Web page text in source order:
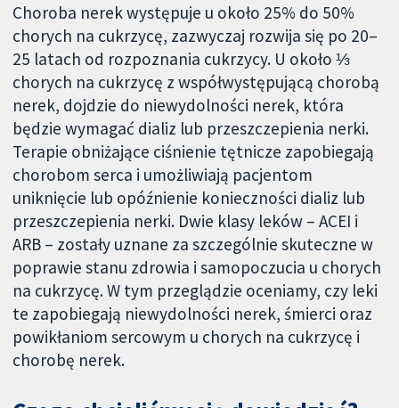
Choroba nerek występuje u około 25% do 50%
chorych na cukrzycę, zazwyczaj rozwija się po 20–
25 latach od rozpoznania cukrzycy. U około ⅓
chorych na cukrzycę z współwystępującą chorobą
nerek, dojdzie do niewydolności nerek, która
będzie wymagać dializ lub przeszczepienia nerki.
Terapie obniżające ciśnienie tętnicze zapobiegają
chorobom serca i umożliwiają pacjentom
uniknięcie lub opóźnienie konieczności dializ lub
przeszczepienia nerki. Dwie klasy leków – ACEI i
ARB – zostały uznane za szczególnie skuteczne w
poprawie stanu zdrowia i samopoczucia u chorych
na cukrzycę. W tym przeglądzie oceniamy, czy leki
te zapobiegają niewydolności nerek, śmierci oraz
powikłaniom sercowym u chorych na cukrzycę i
chorobę nerek.